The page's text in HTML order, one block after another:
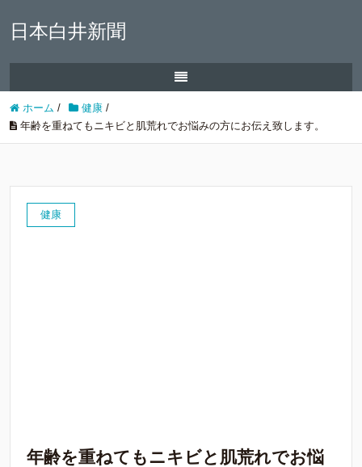
日本白井新聞
ホーム / 健康 /
年齢を重ねてもニキビと肌荒れでお悩みの方にお伝え致します。
健康
年齢を重ねてもニキビと肌荒れでお悩